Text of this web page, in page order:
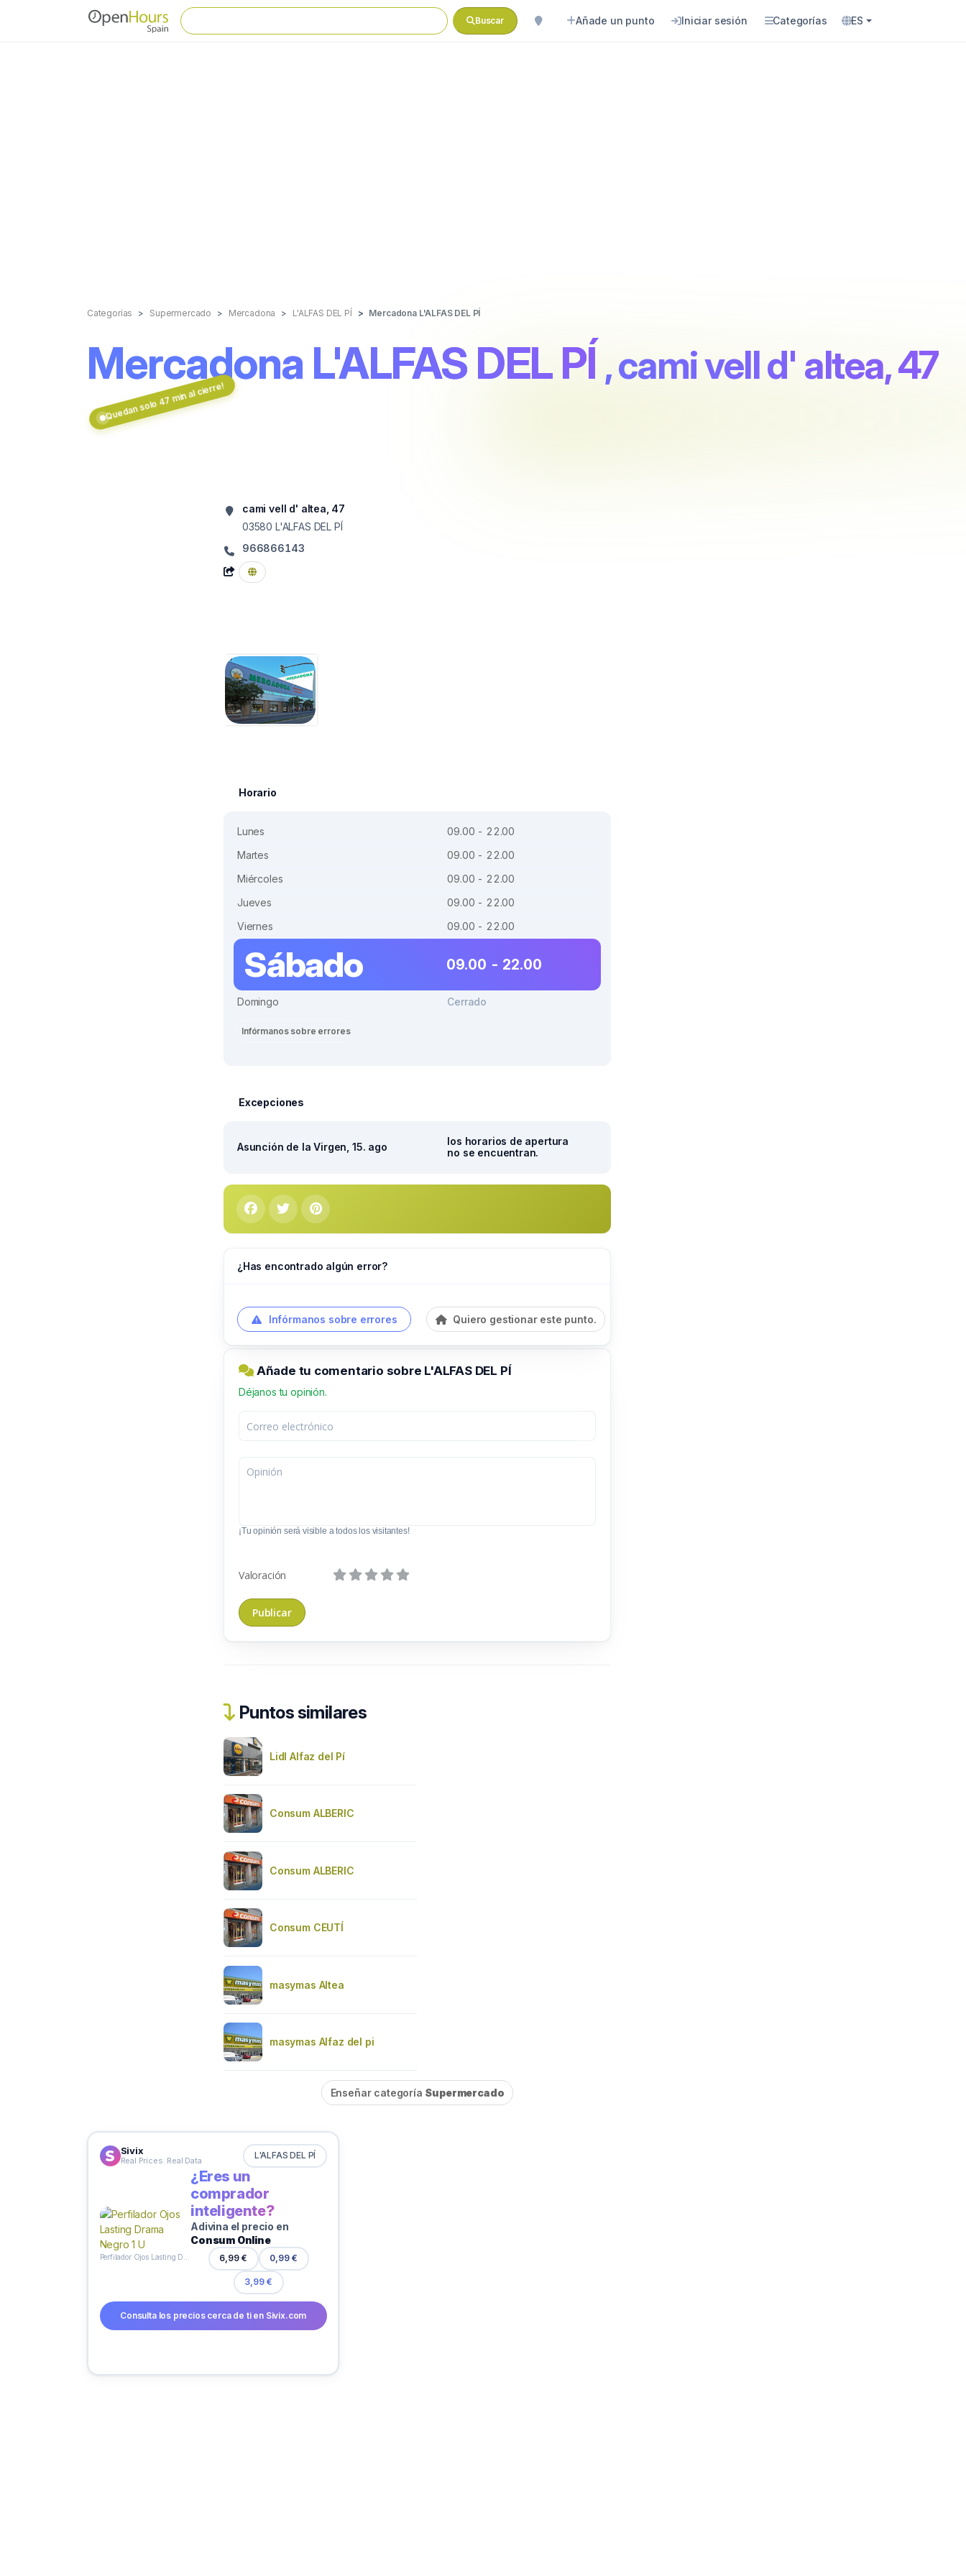
Buscar Añade un punto Iniciar sesión Categorías ES
Categorías Supermercado Mercadona L'ALFAS DEL PÍ Mercadona L'ALFAS DEL PÍ
Mercadona L'ALFAS DEL PÍ , cami vell d' altea, 47
Quedan solo 47 min al cierre!
cami vell d' altea, 47
03580 L'ALFAS DEL PÍ
966866143
Horario
Lunes
09.00 - 22.00
Martes
09.00 - 22.00
Miércoles
09.00 - 22.00
Jueves
09.00 - 22.00
Viernes
09.00 - 22.00
Sábado 09.00 - 22.00
Domingo Cerrado
Infórmanos sobre errores
Excepciones
Asunción de la Virgen, 15. ago
los horarios de apertura
no se encuentran.
¿Has encontrado algún error?
Infórmanos sobre errores Quiero gestionar este punto.
Añade tu comentario sobre L'ALFAS DEL PÍ
Déjanos tu opinión.
¡Tu opinión será visible a todos los visitantes!
Valoración
Puntos similares
Lidl Alfaz del Pí
Consum ALBERIC
Consum ALBERIC
Consum CEUTÍ
masymas Altea
masymas Alfaz del pi
Enseñar categoría Supermercado
Sivix
Real Prices. Real Data L'ALFAS DEL PÍ
¿Eres un
comprador
inteligente?
Adivina el precio en
Consum Online
6,99 € 0,99 €
3,99 €
Consulta los precios cerca de ti en Sivix.com